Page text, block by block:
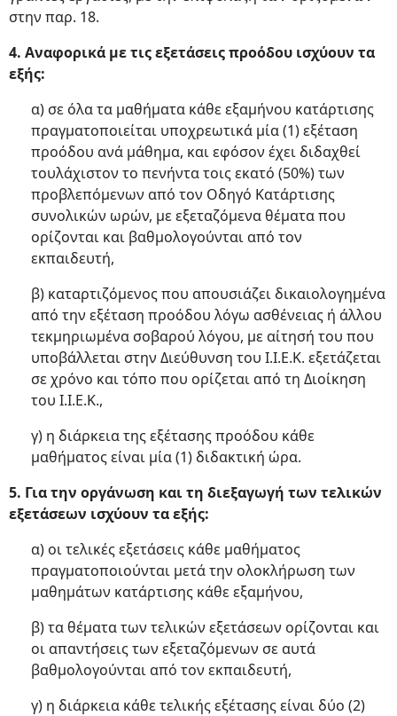
στην παρ. 18.
4. Αναφορικά με τις εξετάσεις προόδου ισχύουν τα
εξής:
α) σε όλα τα μαθήματα κάθε εξαμήνου κατάρτισης
πραγματοποιείται υποχρεωτικά μία (1) εξέταση
προόδου ανά μάθημα, και εφόσον έχει διδαχθεί
τουλάχιστον το πενήντα τοις εκατό (50%) των
προβλεπόμενων από τον Οδηγό Κατάρτισης
συνολικών ωρών, με εξεταζόμενα θέματα που
ορίζονται και βαθμολογούνται από τον
εκπαιδευτή,
β) καταρτιζόμενος που απουσιάζει δικαιολογημένα
από την εξέταση προόδου λόγω ασθένειας ή άλλου
τεκμηριωμένα σοβαρού λόγου, με αίτησή του που
υποβάλλεται στην Διεύθυνση του Ι.Ι.Ε.Κ. εξετάζεται
σε χρόνο και τόπο που ορίζεται από τη Διοίκηση
του Ι.Ι.Ε.Κ.,
γ) η διάρκεια της εξέτασης προόδου κάθε
μαθήματος είναι μία (1) διδακτική ώρα.
5. Για την οργάνωση και τη διεξαγωγή των τελικών
εξετάσεων ισχύουν τα εξής:
α) οι τελικές εξετάσεις κάθε μαθήματος
πραγματοποιούνται μετά την ολοκλήρωση των
μαθημάτων κατάρτισης κάθε εξαμήνου,
β) τα θέματα των τελικών εξετάσεων ορίζονται και
οι απαντήσεις των εξεταζόμενων σε αυτά
βαθμολογούνται από τον εκπαιδευτή,
γ) η διάρκεια κάθε τελικής εξέτασης είναι δύο (2)